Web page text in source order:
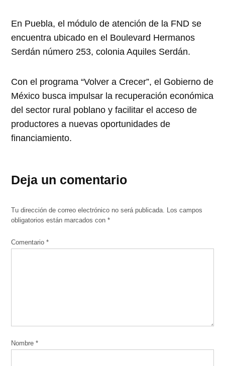
En Puebla, el módulo de atención de la FND se
encuentra ubicado en el Boulevard Hermanos
Serdán número 253, colonia Aquiles Serdán.
Con el programa “Volver a Crecer”, el Gobierno de
México busca impulsar la recuperación económica
del sector rural poblano y facilitar el acceso de
productores a nuevas oportunidades de
financiamiento.
Deja un comentario
Tu dirección de correo electrónico no será publicada. Los campos
obligatorios están marcados con*
Comentario*
Nombre*